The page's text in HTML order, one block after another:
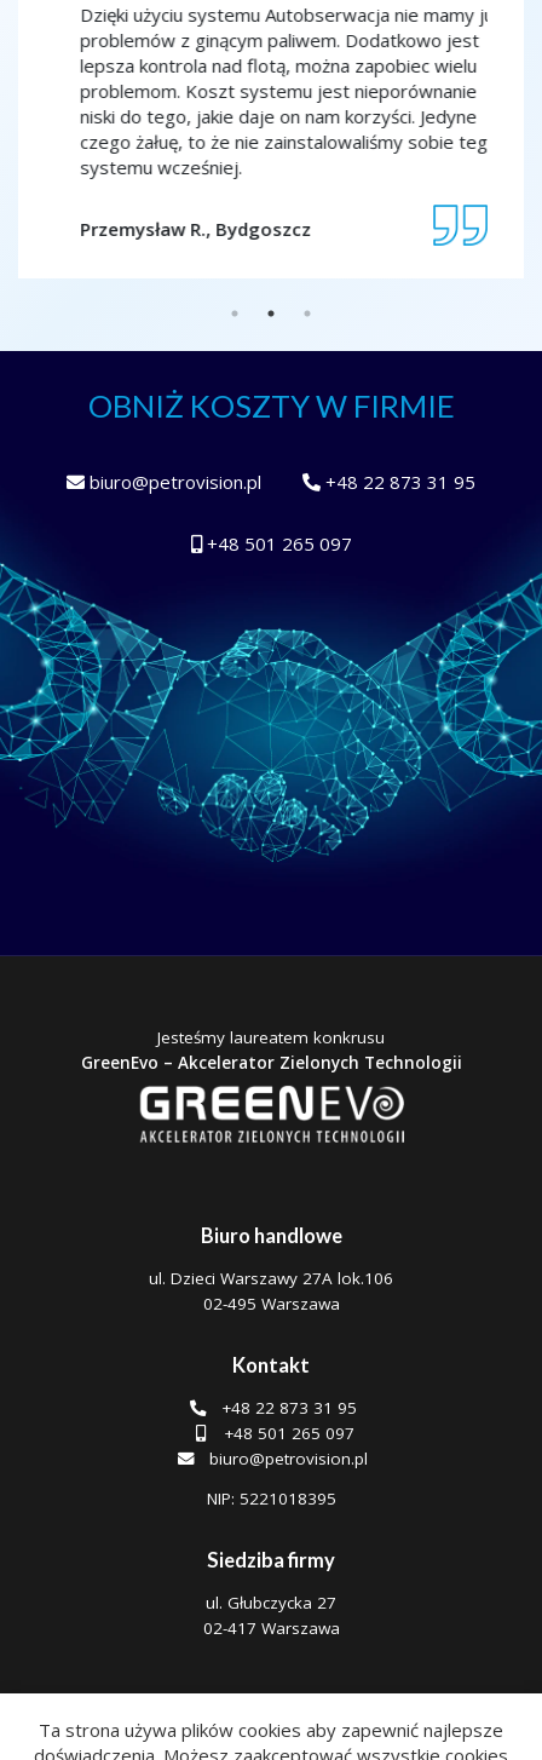
Dzięki użyciu systemu Autobserwacja nie mamy już
problemów z ginącym paliwem. Dodatkowo jest
lepsza kontrola nad flotą, można zapobiec wielu
problemom. Koszt systemu jest nieporównanie
niski do tego, jakie daje on nam korzyści. Jedyne
czego żałuę, to że nie zainstalowaliśmy sobie tego
systemu wcześniej.
Przemysław R., Bydgoszcz
OBNIŻ KOSZTY W FIRMIE
biuro@petrovision.pl +48 22 873 31 95
+48 501 265 097
Jesteśmy laureatem konkrusu
GreenEvo – Akcelerator Zielonych Technologii
Biuro handlowe
ul. Dzieci Warszawy 27A lok.106
02-495 Warszawa
Kontakt
+48 22 873 31 95
+48 501 265 097
biuro@petrovision.pl
NIP: 5221018395
Siedziba firmy
ul. Głubczycka 27
02-417 Warszawa
Polityka prywatności|Regulamin
Ta strona używa plików cookies aby zapewnić najlepsze
doświadczenia. Możesz zaakceptować wszystkie cookies